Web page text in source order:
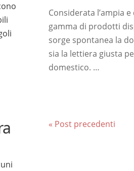
Considerata l’ampia
gamma di prodotti
sorge spontanea la
sia la lettiera giusta
domestico. …
« Post precedenti